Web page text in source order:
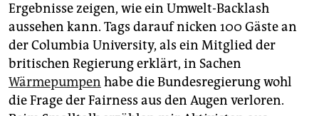
Ergebnisse zeigen, wie ein Umwelt-Backlash
aussehen kann. Tags darauf nicken 100 Gäste an
der Columbia University, als ein Mitglied der
britischen Regierung erklärt, in Sachen
Wärmepumpen habe die Bundesregierung wohl
die Frage der Fairness aus den Augen verloren.